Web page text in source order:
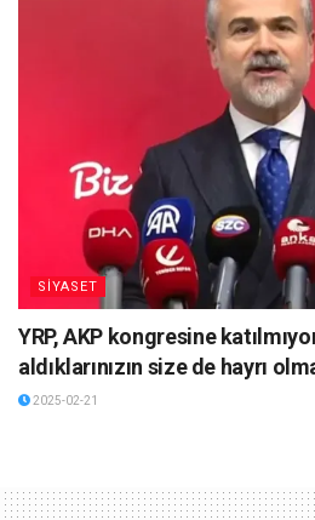
SİYASET
YRP, AKP kongresine
aldıklarınızın size de hayrı
2025-02-21